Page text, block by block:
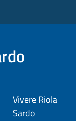
Vivere Riola
Sardo